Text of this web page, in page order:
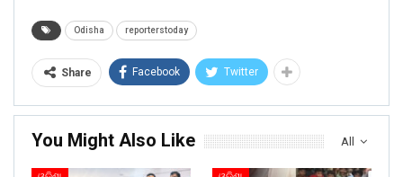
Odisha reporterstoday
Share Facebook Twitter
All
You Might Also Like